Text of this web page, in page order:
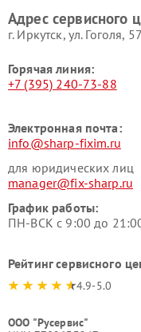
Адрес сервисного
г. Иркутск, ул. ​Гоголя, 57
Горячая линия:
+7 (395) 240-73-88
Электронная почта:
info@sharp-fixim.ru
для юридических лиц
manager@fix-sharp.ru
График работы:
ПН-ВСК с 9:00 до
Рейтинг сервисного
4.9-5.0
ООО "Русервис"